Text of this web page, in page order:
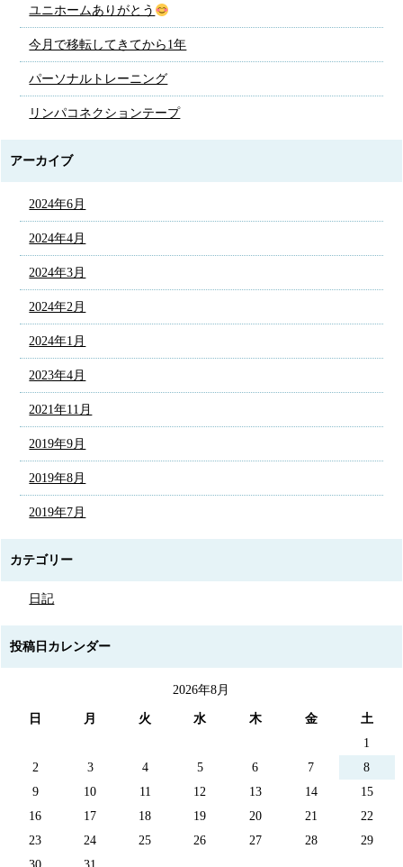
ユニホームありがとう
今月で移転してきてから1年
パーソナルトレーニング
リンパコネクションテープ
アーカイブ
2024年6月
2024年4月
2024年3月
2024年2月
2024年1月
2023年4月
2021年11月
2019年9月
2019年8月
2019年7月
カテゴリー
日記
投稿日カレンダー
2026年8月
日 月 火 水 木 金
土
1
2
3 4 5 6 7
8
9
10 11 12 13 14
15
16
17 18 19 20 21
22
23
24 25 26 27 28
29